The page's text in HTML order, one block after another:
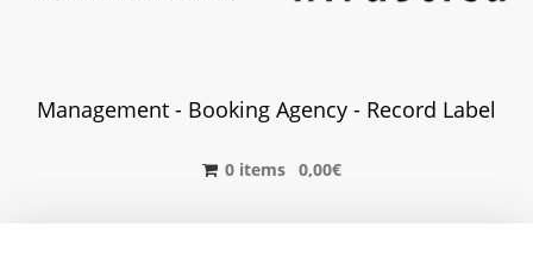
Management - Booking Agency - Record Label
0 items 0,00€